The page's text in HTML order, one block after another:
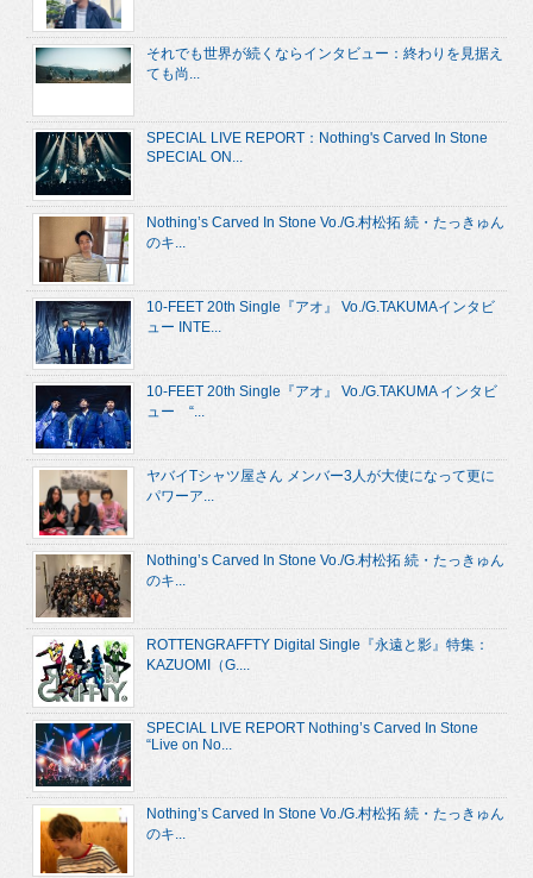
それでも世界が続くならインタビュー：終わりを見据え
ても尚...
SPECIAL LIVE REPORT：Nothing's Carved In Stone
SPECIAL ON...
Nothing’s Carved In Stone Vo./G.村松拓 続・たっきゅん
のキ...
10-FEET 20th Single『アオ』 Vo./G.TAKUMAインタビ
ュー INTE...
10-FEET 20th Single『アオ』 Vo./G.TAKUMA インタビ
ュー “...
ヤバイTシャツ屋さん メンバー3人が大使になって更に
パワーア...
Nothing’s Carved In Stone Vo./G.村松拓 続・たっきゅん
のキ...
ROTTENGRAFFTY Digital Single『永遠と影』特集：
KAZUOMI（G....
SPECIAL LIVE REPORT Nothing’s Carved In Stone
“Live on No...
Nothing’s Carved In Stone Vo./G.村松拓 続・たっきゅん
のキ...